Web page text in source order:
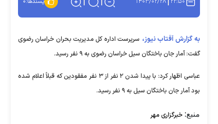
به گزارش آفتاب نیوز، سرپرست اداره کل مدیریت بحران خراسان رضوی
گفت: آمار جان باختگان سیل خراسان رضوی به ۹ نفر رسید.
عباسی اظهار کرد: با پیدا شدن ۲ نفر از ۳ نفر مفقودین که قبلاً اعلام شده
بود آمار جان باختگان سیل به ۹ نفر رسید.
منبع: خبرگزاری مهر